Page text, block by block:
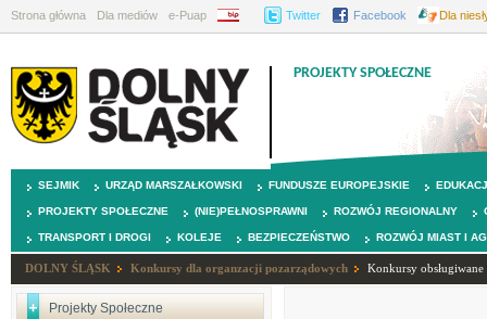
Strona główna Dla mediów e-Puap BIP Twitter Facebook Dla
PROJEKTY SPOŁECZNE
SEJMIK URZĄD MARSZAŁKOWSKI FUNDUSZE EUROPEJSKIE
PROJEKTY SPOŁECZNE (NIE)PEŁNOSPRAWNI ROZWÓJ REGIONALNY
TRANSPORT I DROGI KOLEJE BEZPIECZEŃSTWO ROZWÓJ MIAST I
DOLNY ŚLĄSK Konkursy dla organzacji pozarządowych Konkursy
Projekty Społeczne